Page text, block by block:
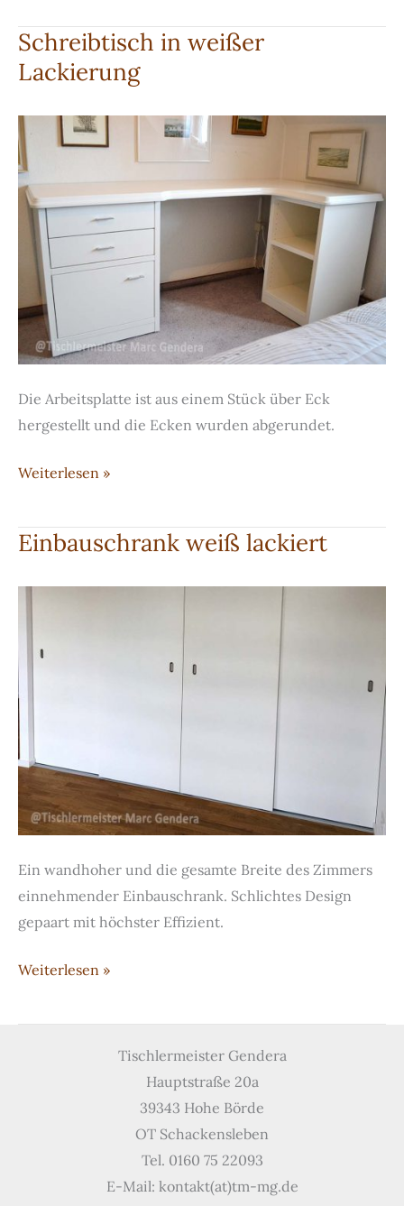
Multiplex
Schreibtisch in weißer
Lackierung
Die Arbeitsplatte ist aus einem Stück über Eck
hergestellt und die Ecken wurden abgerundet.
Schreibtisch
weißer
Lackierung
Weiterlesen »
Einbauschrank weiß lackiert
Ein wandhoher und die gesamte Breite des Zimmers
einnehmender Einbauschrank. Schlichtes Design
gepaart mit höchster Effizient.
Einbauschrank
lackiert
Weiterlesen »
Tischlermeister Gendera
Hauptstraße 20a
39343 Hohe Börde
OT Schackensleben
Tel. 0160 75 22093
E-Mail: kontakt(at)tm-mg.de